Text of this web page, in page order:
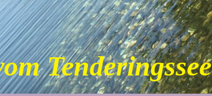
Tenderingssee